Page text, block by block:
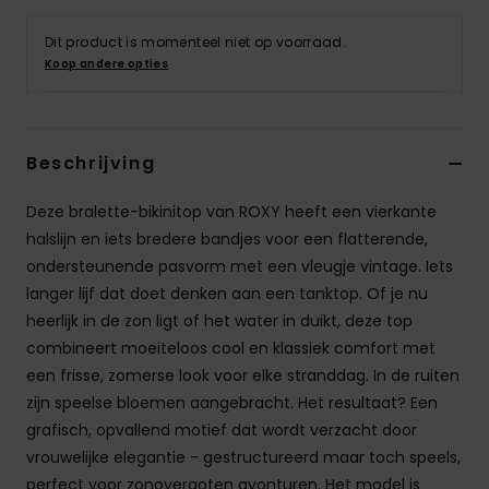
Schoenen
Fitness
Snow
Dit product is momenteel niet op voorraad.
Koop andere opties
Beschrijving
Deze bralette-bikinitop van ROXY heeft een vierkante
halslijn en iets bredere bandjes voor een flatterende,
ondersteunende pasvorm met een vleugje vintage. Iets
langer lijf dat doet denken aan een tanktop. Of je nu
heerlijk in de zon ligt of het water in duikt, deze top
combineert moeiteloos cool en klassiek comfort met
een frisse, zomerse look voor elke stranddag. In de ruiten
zijn speelse bloemen aangebracht. Het resultaat? Een
grafisch, opvallend motief dat wordt verzacht door
vrouwelijke elegantie - gestructureerd maar toch speels,